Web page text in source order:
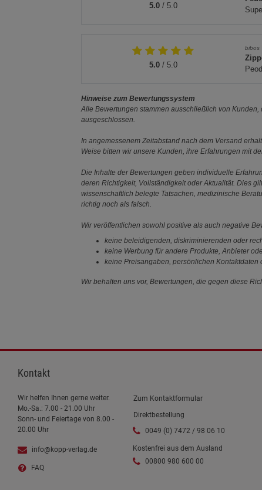
5.0/ 5.0
5.0/ 5.0
bibos
Hinweise zum Bewertungssystem
Alle Bewertungen stammen ausschließlich von
ausgeschlossen.
In angemessenem Zeitabstand nach dem Versand
Weise bitten wir unsere Kunden, ihre Erfahrungen mit
Die Inhalte der Bewertungen geben individuelle
deren Richtigkeit, Vollständigkeit oder Aktualität. Dies
wissenschaftlich belegte Tatsachen, medizinische
richtig noch als falsch.
Wir veröffentlichen sowohl positive als auch negative
keine beleidigenden, diskriminierenden oder
keine Werbung für andere Produkte, Anbieter
keine Preisangaben, persönlichen Kontaktdaten
Wir behalten uns vor, Bewertungen, die gegen diese
Kontakt
Wir helfen Ihnen gerne weiter.
Mo.-Sa.: 7.00 - 21.00 Uhr
Sonn- und Feiertage von 8.00 -
20.00 Uhr
info@kopp-verlag.de
FAQ
Zum Kontaktformular
Direktbestellung
0049 (0) 7472 / 98 06 10
Kostenfrei aus dem Ausland
00800 980 600 00